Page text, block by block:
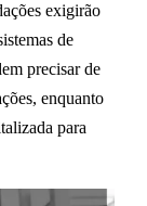
exigirão
de
precisar de
enquanto
para